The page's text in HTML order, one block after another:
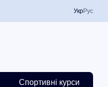
УкрРус
Спортивні курси